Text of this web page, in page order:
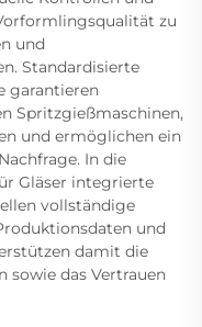
zu
und
Standardisierte
garantieren
Spritzgießmaschinen,
und ermöglichen ein
In die
Gläser integrierte
vollständige
und
damit die
sowie das Vertrauen